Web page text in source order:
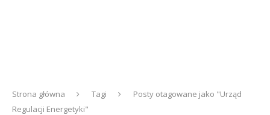
Strona główna Tagi
Posty otagowane jako "Urząd
Regulacji Energetyki"